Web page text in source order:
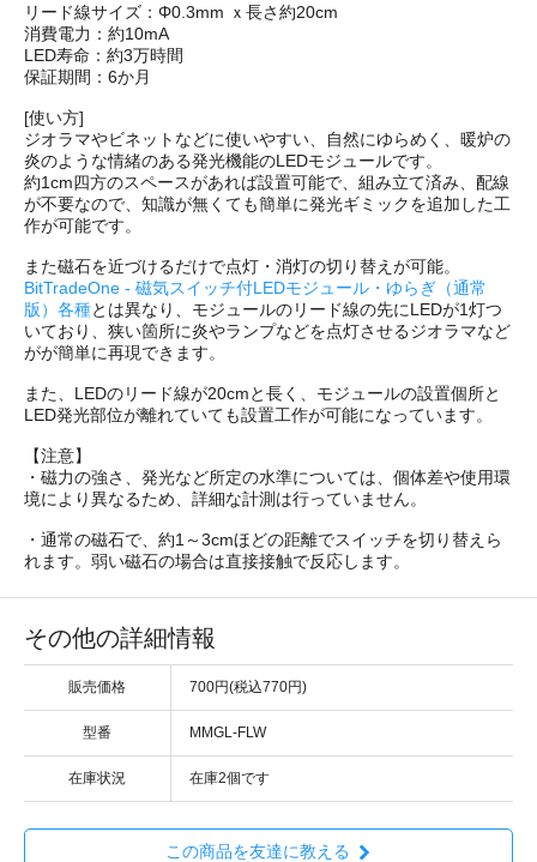
リード線サイズ：Φ0.3mm ｘ長さ約20cm
消費電力：約10mA
LED寿命：約3万時間
保証期間：6か月
[使い方]
ジオラマやビネットなどに使いやすい、自然にゆらめく、暖炉の
炎のような情緒のある発光機能のLEDモジュールです。
約1cm四方のスペースがあれば設置可能で、組み立て済み、配線
が不要なので、知識が無くても簡単に発光ギミックを追加した工
作が可能です。
また磁石を近づけるだけで点灯・消灯の切り替えが可能。
BitTradeOne - 磁気スイッチ付LEDモジュール・ゆらぎ（通常
版）各種とは異なり、モジュールのリード線の先にLEDが1灯つ
いており、狭い箇所に炎やランプなどを点灯させるジオラマなど
がが簡単に再現できます。
また、LEDのリード線が20cmと長く、モジュールの設置個所と
LED発光部位が離れていても設置工作が可能になっています。
【注意】
・磁力の強さ、発光など所定の水準については、個体差や使用環
境により異なるため、詳細な計測は行っていません。
・通常の磁石で、約1～3cmほどの距離でスイッチを切り替えら
れます。弱い磁石の場合は直接接触で反応します。
その他の詳細情報
販売価格 700円(税込770円)
型番 MMGL-FLW
在庫状況 在庫2個です
この商品を友達に教える